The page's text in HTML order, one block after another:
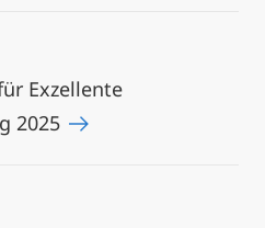
Exzellente
2025